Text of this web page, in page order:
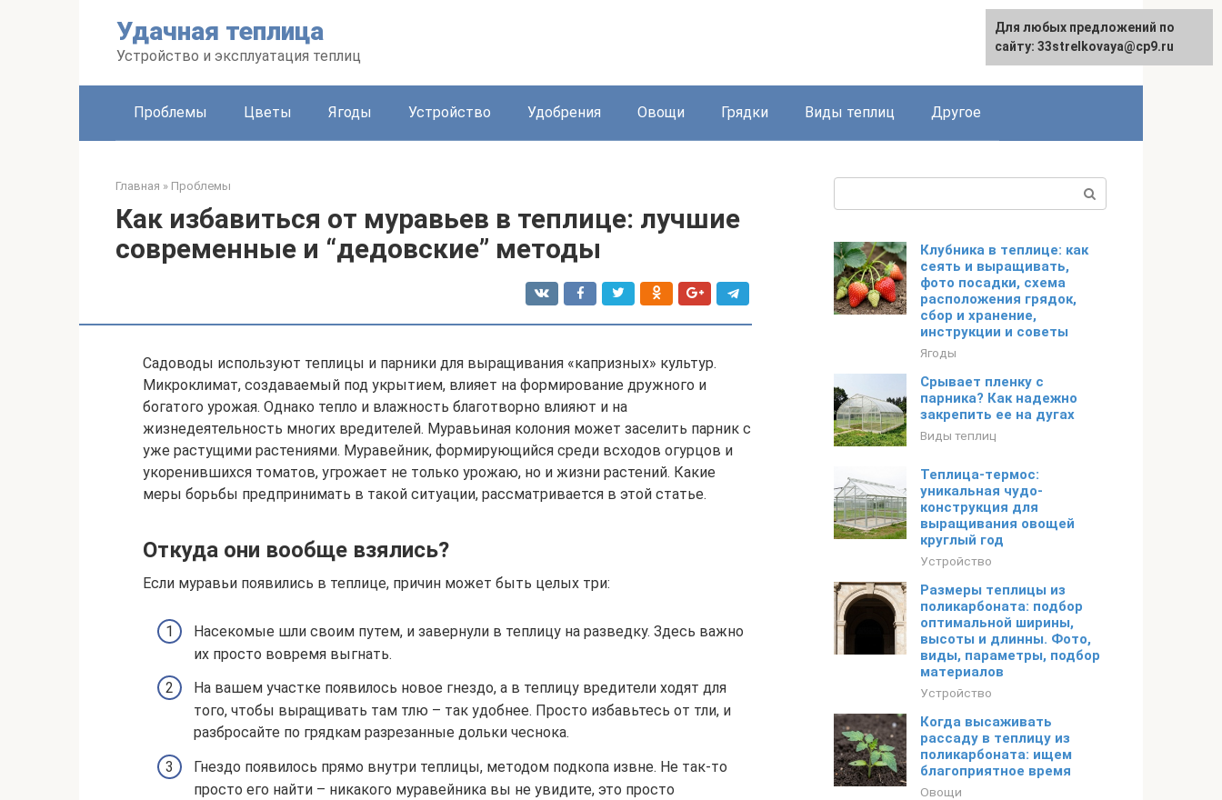
Удачная теплица
Устройство и эксплуатация теплиц
Проблемы Цветы Ягоды Устройство Удобрения Овощи Грядки Виды теплиц Другое
Главная » Проблемы
Как избавиться от муравьев в теплице: лучшие
современные и “дедовские” методы
Садоводы используют теплицы и парники для выращивания «капризных» культур.
Микроклимат, создаваемый под укрытием, влияет на формирование дружного и
богатого урожая. Однако тепло и влажность благотворно влияют и на
жизнедеятельность многих вредителей. Муравьиная колония может заселить парник с
уже растущими растениями. Муравейник, формирующийся среди всходов огурцов и
укоренившихся томатов, угрожает не только урожаю, но и жизни растений. Какие
меры борьбы предпринимать в такой ситуации, рассматривается в этой статье.
Откуда они вообще взялись?
Если муравьи появились в теплице, причин может быть целых три:
Насекомые шли своим путем, и завернули в теплицу на разведку. Здесь важно
их просто вовремя выгнать.
На вашем участке появилось новое гнездо, а в теплицу вредители ходят для
того, чтобы выращивать там тлю – так удобнее. Просто избавьтесь от тли, и
разбросайте по грядкам разрезанные дольки чеснока.
Гнездо появилось прямо внутри теплицы, методом подкопа извне. Не так-то
просто его найти – никакого муравейника вы не увидите, это просто
Клубника в теплице: как
сеять и выращивать,
фото посадки, схема
расположения грядок,
сбор и хранение,
инструкции и советы
Ягоды
Срывает пленку с
парника? Как надежно
закрепить ее на дугах
Виды теплиц
Теплица-термос:
уникальная чудо-
конструкция для
выращивания овощей
круглый год
Устройство
Размеры теплицы из
поликарбоната: подбор
оптимальной ширины,
высоты и длинны. Фото,
виды, параметры, подбор
материалов
Устройство
Когда высаживать
рассаду в теплицу из
поликарбоната: ищем
благоприятное время
Овощи
Для любых предложений по
сайту: 33strelkovaya@cp9.ru